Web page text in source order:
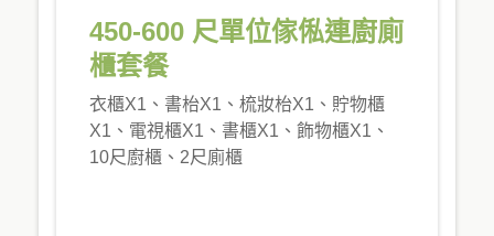
450-600 尺單位傢俬連廚廁
櫃套餐
衣櫃X1、書枱X1、梳妝枱X1、貯物櫃
X1、電視櫃X1、書櫃X1、飾物櫃X1、
10尺廚櫃、2尺廁櫃